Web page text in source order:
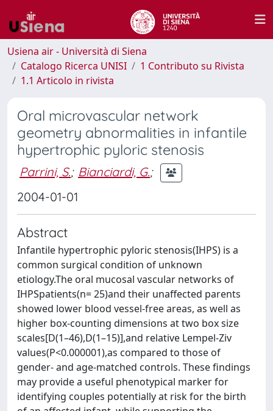
Usiena air - Università di Siena
Catalogo Ricerca UNISI
1 Contributo su Rivista
1.1 Articolo in rivista
Oral microvascular network
geometry abnormalities in infantile
hypertrophic pyloric stenosis
Parrini, S.; Bianciardi, G.;
2004-01-01
Abstract
Infantile hypertrophic pyloric stenosis(IHPS) is a
common surgical condition of unknown
etiology.The oral mucosal vascular networks of
IHPSpatients(n= 25)and their unaffected parents
showed lower blood vessel-free areas, as well as
higher box-counting dimensions at two box size
scales[D(1–46),D(1–15)],and relative Lempel-Ziv
values(P<0.000001),as compared to those of
gender- and age-matched controls. These ﬁndings
may provide a useful phenotypical marker for
identifying couples potentially at risk for the birth